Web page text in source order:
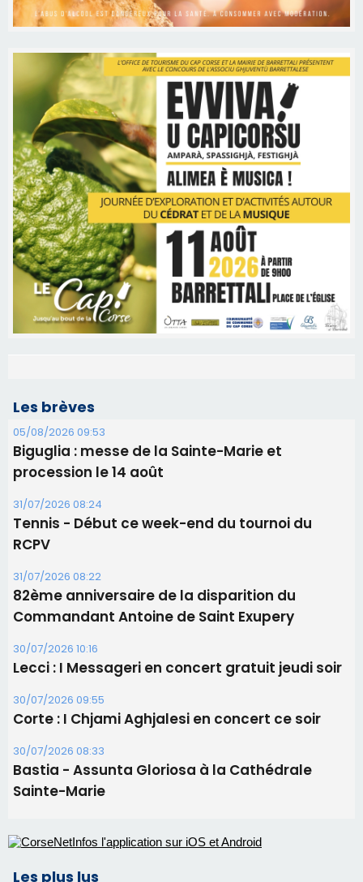
05/08/2026 09:53
Biguglia : messe de la Sainte-Marie et
procession le 14 août
31/07/2026 08:24
Tennis - Début ce week-end du tournoi du
RCPV
31/07/2026 08:22
82ème anniversaire de la disparition du
Commandant Antoine de Saint Exupery
30/07/2026 10:16
30/07/2026 09:55
Corte : I Chjami Aghjalesi en concert ce soir